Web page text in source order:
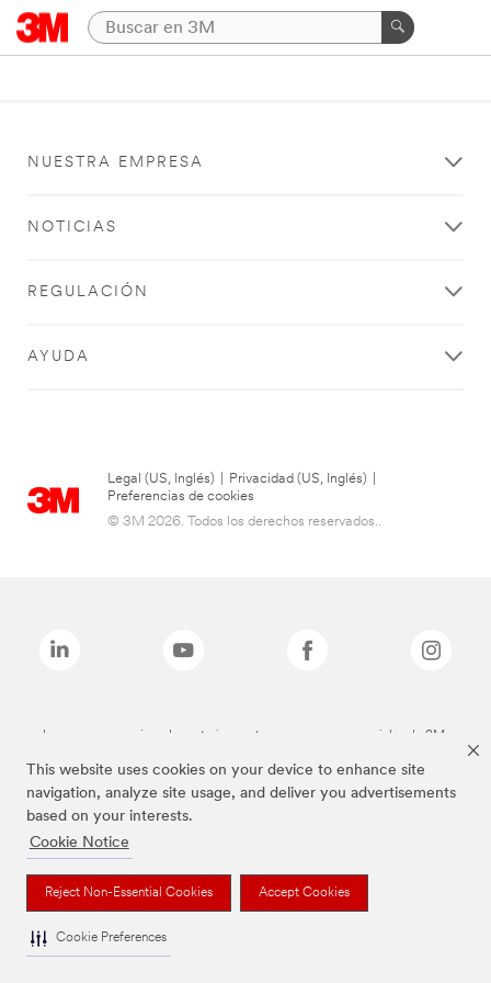
This website uses cookies on your device to enhance site
navigation, analyze site usage, and deliver you advertisements
based on your interests.
Cookie Notice
Reject Non-Essential Cookies Accept Cookies
Cookie Preferences
NUESTRA EMPRESA
NOTICIAS
REGULACIÓN
AYUDA
Legal (US, Inglés) Privacidad (US, Inglés)
Preferencias de cookies
© 3M 2026. Todos los derechos reservados..
Las marcas mencionadas anteriormente son marcas comerciales de 3M.